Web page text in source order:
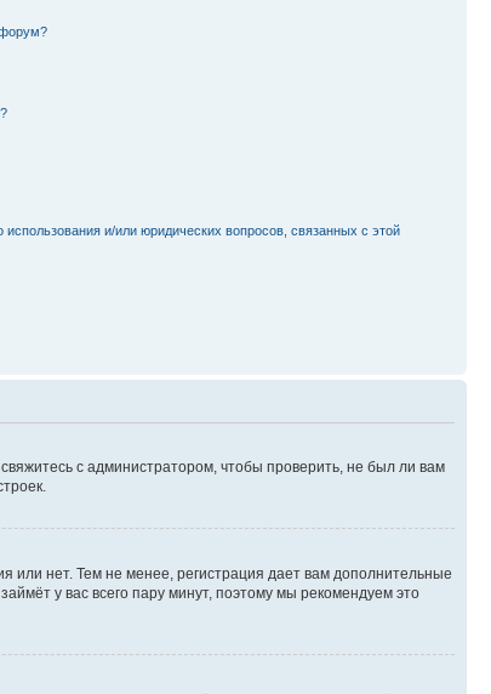
и/или юридических вопросов, связанных с этой
с администратором, чтобы проверить, не был ли вам
или нет. Тем не менее, регистрация дает вам дополнительные
у вас всего пару минут, поэтому мы рекомендуем это